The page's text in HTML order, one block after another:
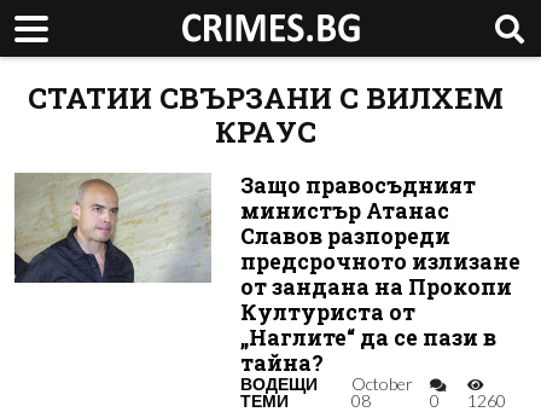
СТАТИИ СВЪРЗАНИ С ВИЛХЕМ
КРАУС
Защо правосъдният
министър Атанас
Славов разпореди
предсрочното излизане
от зандана на Прокопи
Културиста от
„Наглите“ да се пази в
тайна?
ВОДЕЩИ
ТЕМИ
October
08
0 1260